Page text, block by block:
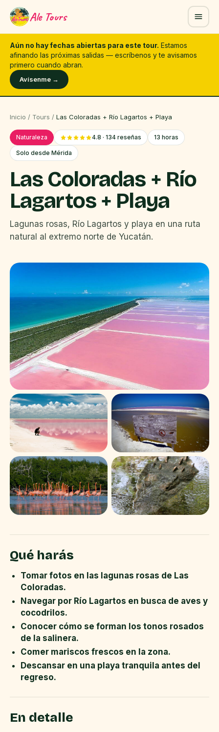
Ale Tours
Aún no hay fechas abiertas para este tour. Estamos
afinando las próximas salidas — escríbenos y te avisamos
primero cuando abran.
Avísenme →
Inicio / Tours / Las Coloradas + Río Lagartos + Playa
Naturaleza 4.8 · 134 reseñas 13 horas
Solo desde Mérida
Las Coloradas + Río
Lagartos + Playa
Lagunas rosas, Río Lagartos y playa en una ruta
natural al extremo norte de Yucatán.
Qué harás
Tomar fotos en las lagunas rosas de Las
Coloradas.
Navegar por Río Lagartos en busca de aves y
cocodrilos.
Conocer cómo se forman los tonos rosados
de la salinera.
Comer mariscos frescos en la zona.
Descansar en una playa tranquila antes del
regreso.
En detalle